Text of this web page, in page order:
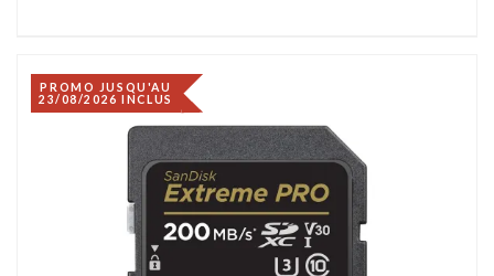
PROMO JUSQU'AU
23/08/2026 INCLUS